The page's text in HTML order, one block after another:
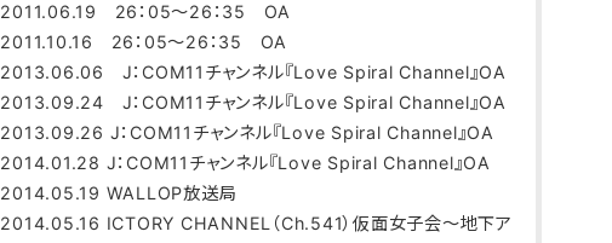
2011.06.19 26：05～26：35 OA
2011.10.16 26：05～26：35 OA
2013.06.06 J：COM11チャンネル『Love Spiral Channel』OA
2013.09.24 J：COM11チャンネル『Love Spiral Channel』OA
2013.09.26 J：COM11チャンネル『Love Spiral Channel』OA
2014.01.28 J：COM11チャンネル『Love Spiral Channel』OA
2014.05.19 WALLOP放送局
2014.05.16 ICTORY CHANNEL（Ch.541）仮面女子会～地下ア